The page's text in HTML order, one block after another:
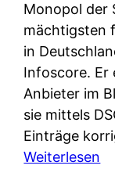
Monopol der
mächtigsten
in
Infoscore. Er
Anbieter im
sie mittels
Einträge
Weiterlesen